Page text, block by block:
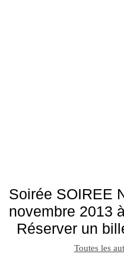
Soirée SOIREE
novembre 2013
Réserver un
Toutes les